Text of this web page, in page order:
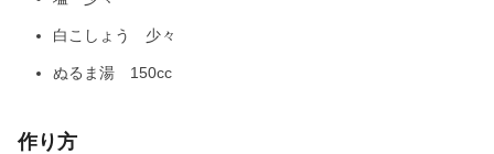
白こしょう 少々
ぬるま湯 150cc
作り方